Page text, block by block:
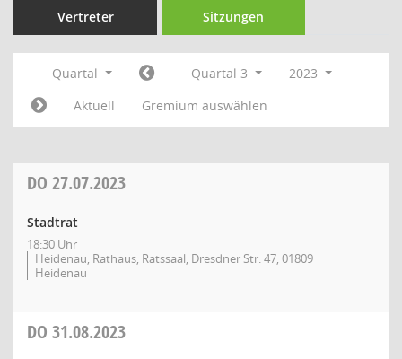
Vertreter Sitzungen
Quartal Quartal 3
2023
Aktuell
Gremium auswählen
DO 27.07.2023
Stadtrat
18:30 Uhr
Heidenau, Rathaus, Ratssaal, Dresdner Str. 47, 01809
Heidenau
DO 31.08.2023